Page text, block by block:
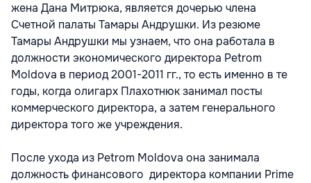
жена Дана Митрюка, является дочерью члена
Счетной палаты Тамары Андрушки. Из резюме
Тамары Андрушки мы узнаем, что она работала в
должности экономического директора Petrom
Moldova в период 2001-2011 гг., то есть именно в те
годы, когда олигарх Плахотнюк занимал посты
коммерческого директора, а затем генерального
директора того же учреждения.
После ухода из Petrom Moldova она занимала
должность финансового директора компании Prime